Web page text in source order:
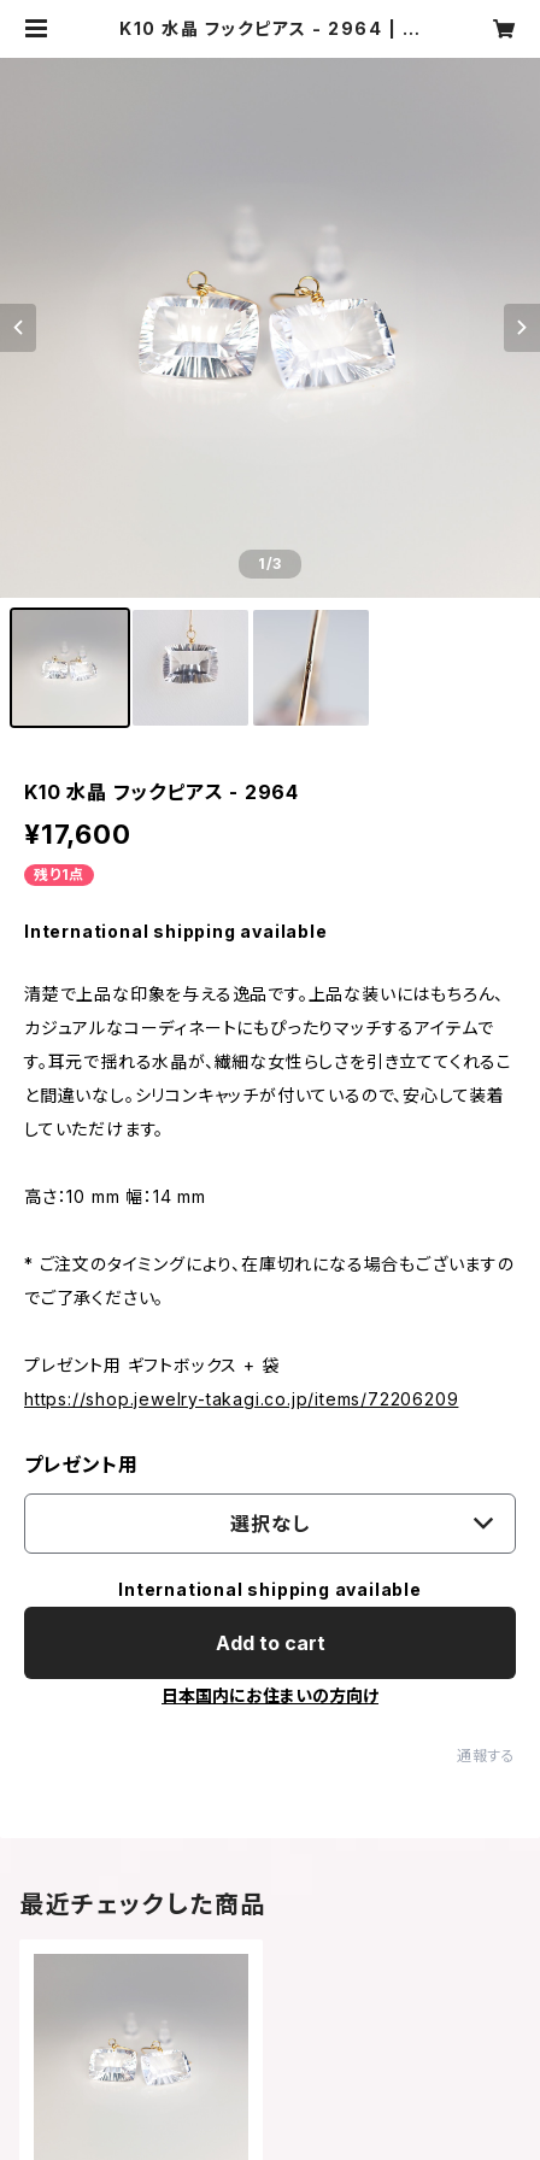
K10 水晶 フックピアス - 2964 | ジ
1/3
K10 水晶 フックピアス - 2964
¥17,600
残り1点
International shipping available
清楚で上品な印象を与える逸品です。上品な装いにはもちろん、
カジュアルなコーディネートにもぴったりマッチするアイテムで
す。耳元で揺れる水晶が、繊細な女性らしさを引き立ててくれるこ
と間違いなし。シリコンキャッチが付いているので、安心して装着
していただけます。
高さ：10 mm 幅：14 mm
* ご注文のタイミングにより、在庫切れになる場合もございますの
でご了承ください。
プレゼント用 ギフトボックス + 袋
https://shop.jewelry-takagi.co.jp/items/72206209
プレゼント用
選択なし
International shipping available
Add to cart
日本国内にお住まいの方向け
通報する
最近チェックした商品